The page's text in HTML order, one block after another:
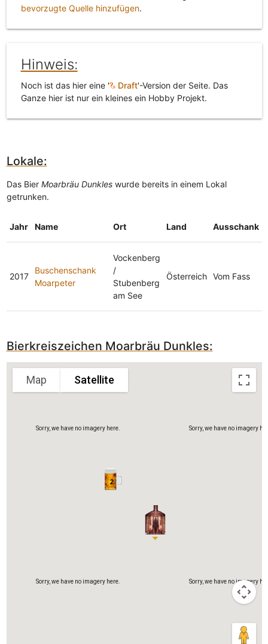
bevorzugte Quelle hinzufügen.
Hinweis:
Noch ist das hier eine ' Draft'-Version der Seite. Das
Ganze hier ist nur ein kleines ein Hobby Projekt.
Lokale:
Das Bier Moarbräu Dunkleswurde bereits in einem Lokal
getrunken.
Jahr Name Ort Land Ausschank
2017
Buschenschank
Moarpeter
Vockenberg
/
Stubenberg
am See
Österreich Vom Fass
Bierkreiszeichen Moarbräu Dunkles:
Sorry, we have no imagery
Sorry, we have no imagery
Sorry, we have no imagery here. Sorry, we have no imagery
Sorry, we have no imagery here.
Sorry, we have no imagery here.
2
Map Satellite